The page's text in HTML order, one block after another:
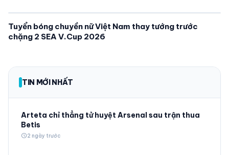
Tuyển bóng chuyền nữ Việt Nam thay tướng trước
chặng 2 SEA V.Cup 2026
TIN MỚI NHẤT
Arteta chỉ thẳng tử huyệt Arsenal sau trận thua
Betis
schedule2 ngày trước